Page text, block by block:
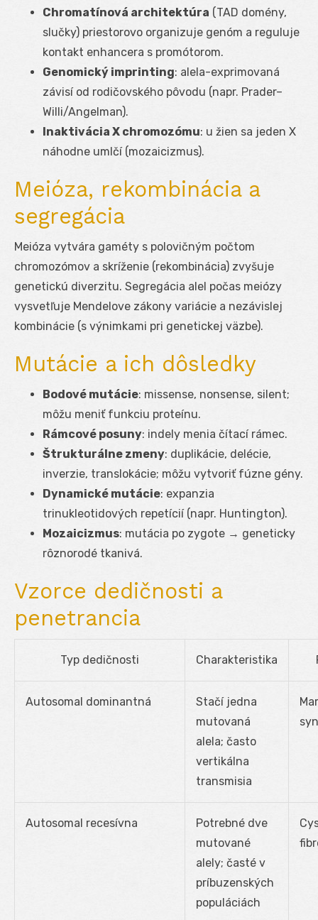
Chromatínová architektúra (TAD domény,
slučky) priestorovo organizuje genóm a reguluje
kontakt enhancera s promótorom.
Genomický imprinting: alela-exprimovaná
závisí od rodičovského pôvodu (napr. Prader–
Willi/Angelman).
Inaktivácia X chromozómu: u žien sa jeden X
náhodne umlčí (mozaicizmus).
Meióza, rekombinácia a
segregácia
Meióza vytvára gaméty s polovičným počtom
chromozómov a skríženie (rekombinácia) zvyšuje
genetickú diverzitu. Segregácia alel počas meiózy
vysvetľuje Mendelove zákony variácie a nezávislej
kombinácie (s výnimkami pri genetickej väzbe).
Mutácie a ich dôsledky
Bodové mutácie: missense, nonsense, silent;
môžu meniť funkciu proteínu.
Rámcové posuny: indely menia čítací rámec.
Štrukturálne zmeny: duplikácie, delécie,
inverzie, translokácie; môžu vytvoriť fúzne gény.
Dynamické mutácie: expanzia
trinukleotidových repetícií (napr. Huntington).
Mozaicizmus: mutácia po zygote → geneticky
rôznorodé tkanivá.
Vzorce dedičnosti a
penetrancia
Typ dedičnosti Charakteristika
Autosomal dominantná
Stačí jedna
mutovaná
alela; často
vertikálna
transmisia
Autosomal recesívna
Potrebné dve
mutované
alely; časté v
príbuzenských
populáciách